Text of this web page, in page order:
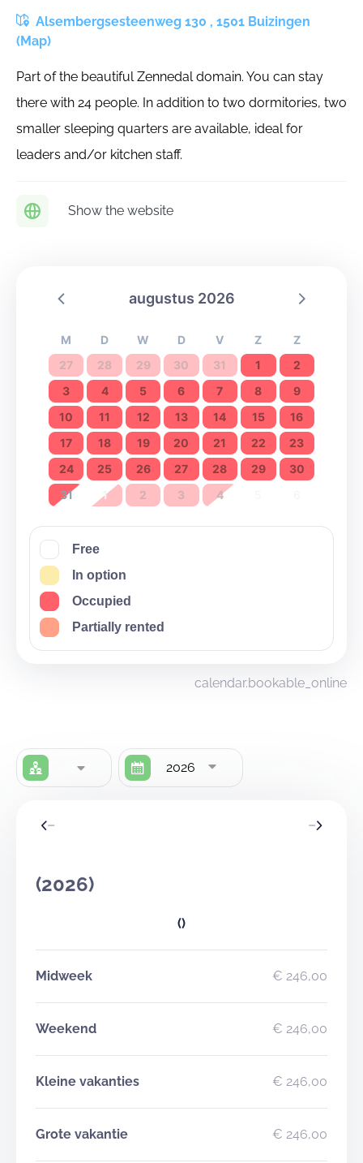
Alsembergsesteenweg 130 , 1501 Buizingen
(Map)
Part of the beautiful Zennedal domain. You can stay
there with 24 people. In addition to two dormitories, two
smaller sleeping quarters are available, ideal for
leaders and/or kitchen staff.
Show the website
augustus 2026
M D W D V Z
Z
27
28 29 30 31 1
2
3
4 5 6 7 8
9
10
11 12 13 14 15
16
17
18 19 20 21 22
23
24
25 26 27 28 29
30
31
1 2 3 4
Free
In option
Occupied
Partially rented
calendar.bookable_online
2026
(2026)
()
Midweek € 246,00
Weekend € 246,00
Kleine vakanties € 246,00
Grote vakantie € 246,00